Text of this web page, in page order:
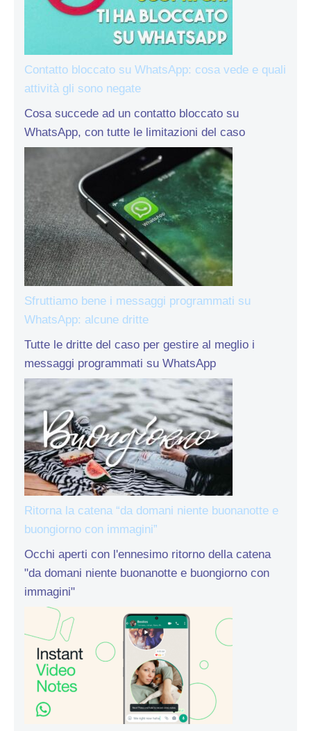
Contatto bloccato su WhatsApp: cosa vede e quali
attività gli sono negate
Cosa succede ad un contatto bloccato su
WhatsApp, con tutte le limitazioni del caso
Sfruttiamo bene i messaggi programmati su
WhatsApp: alcune dritte
Tutte le dritte del caso per gestire al meglio i
messaggi programmati su WhatsApp
Ritorna la catena “da domani niente buonanotte e
buongiorno con immagini”
Occhi aperti con l'ennesimo ritorno della catena
"da domani niente buonanotte e buongiorno con
immagini"